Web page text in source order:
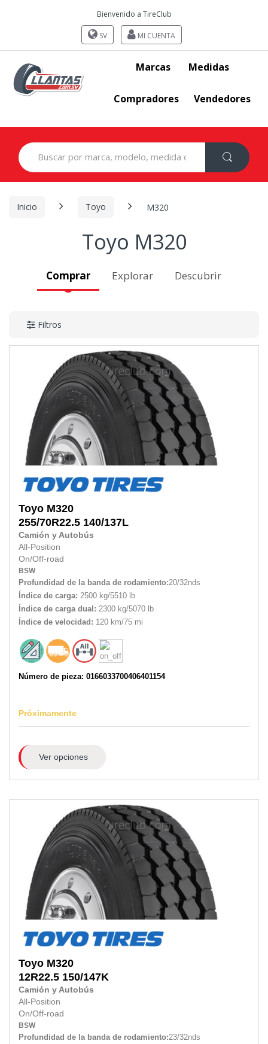
Bienvenido a TireClub
SV MI CUENTA
Marcas Medidas
Compradores Vendedores
Search
for:
Inicio Toyo M320
Toyo M320
Comprar Explorar Descubrir
Filtros
Toyo M320
255/70R22.5 140/137L
Camión y Autobús
All-Position
On/Off-road
BSW
Profundidad de la banda de rodamiento:20/32nds
Índice de carga: 2500 kg/5510 lb
Índice de carga dual: 2300 kg/5070 lb
Índice de velocidad: 120 km/75 mi
Número de pieza: 0166033700406401154
Próximamente
Ver opciones
Toyo M320
12R22.5 150/147K
Camión y Autobús
All-Position
On/Off-road
BSW
Profundidad de la banda de rodamiento:23/32nds